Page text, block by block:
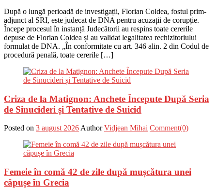
După o lungă perioadă de investigații, Florian Coldea, fostul prim-
adjunct al SRI, este judecat de DNA pentru acuzații de corupție.
Începe procesul în instanță Judecătorii au respins toate cererile
depuse de Florian Coldea și au validat legalitatea rechizitoriului
formulat de DNA. „În conformitate cu art. 346 alin. 2 din Codul de
procedură penală, toate cererile […]
Criza de la Matignon: Anchete Începute După Seria
de Sinucideri și Tentative de Suicid
Posted on 3 august 2026Author Vidjean Mihai Comment(0)
Femeie în comă 42 de zile după mușcătura unei
căpușe în Grecia